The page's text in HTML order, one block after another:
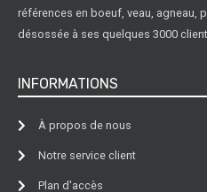
références en boeuf, veau, agneau,
désossée à ses quelques 3000
INFORMATIONS
À propos de nous
Notre service client
Plan d'accès